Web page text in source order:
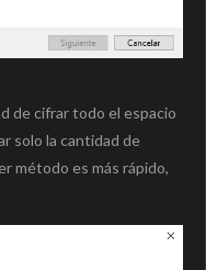
de cifrar todo el espacio
solo la cantidad de
método es más rápido,